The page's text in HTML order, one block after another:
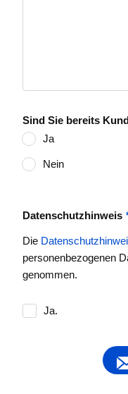
Sind Sie bereits
Ja
Nein
Datenschutzhinweis
Die
personenbezogenen
genommen.
Ja.